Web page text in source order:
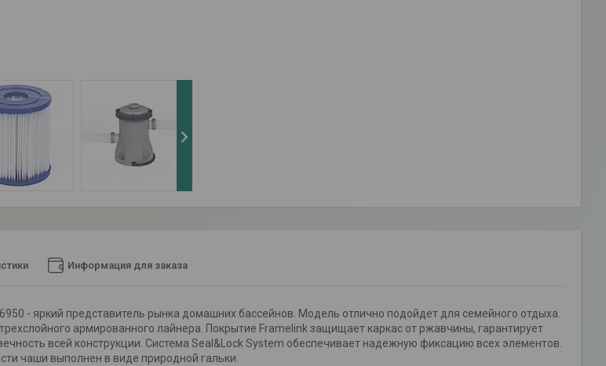
Информация для заказа
- яркий представитель рынка домашних бассейнов. Модель отлично подойдет для семейного отдыха.
армированного лайнера. Покрытие Framelink защищает каркас от ржавчины, гарантирует
всей конструкции. Система Seal&Lock System обеспечивает надежную фиксацию всех элементов.
чаши выполнен в виде природной гальки.